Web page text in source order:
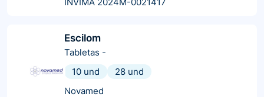
Escilom
Tabletas -
10 und
28 und
Novamed